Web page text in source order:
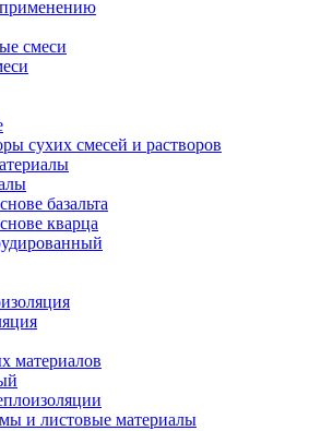
смеси
сухих смесей и растворов
базальта
кварца
материалов
и листовые материалы